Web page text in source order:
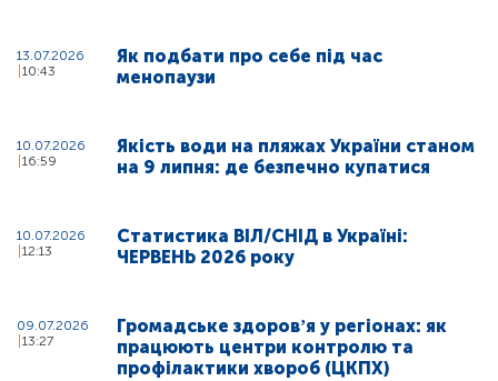
13.07.2026
10:43
Як подбати про себе під час
менопаузи
10.07.2026
16:59
Якість води на пляжах України станом
на 9 липня: де безпечно купатися
10.07.2026
12:13
Статистика ВІЛ/СНІД в Україні:
ЧЕРВЕНЬ 2026 року
09.07.2026
13:27
Громадське здоровʼя у регіонах: як
працюють центри контролю та
профілактики хвороб (ЦКПХ)